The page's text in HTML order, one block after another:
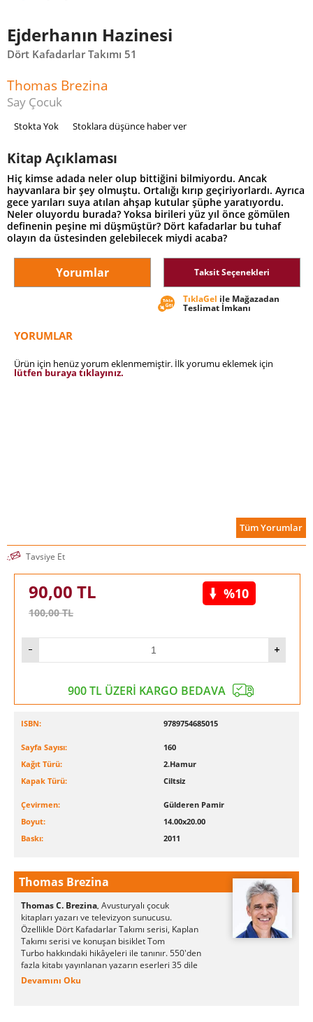
Ejderhanın Hazinesi
Dört Kafadarlar Takımı 51
Thomas Brezina
Say Çocuk
Stokta Yok Stoklara düşünce haber ver
Kitap Açıklaması
Hiç kimse adada neler olup bittiğini bilmiyordu. Ancak
hayvanlara bir şey olmuştu. Ortalığı kırıp geçiriyorlardı. Ayrıca
gece yarıları suya atılan ahşap kutular şüphe yaratıyordu.
Neler oluyordu burada? Yoksa birileri yüz yıl önce gömülen
definenin peşine mi düşmüştür? Dört kafadarlar bu tuhaf
olayın da üstesinden gelebilecek miydi acaba?
Yorumlar Taksit Seçenekleri
TıklaGel ile Mağazadan
Teslimat İmkanı
YORUMLAR
Ürün için henüz yorum eklenmemiştir. İlk yorumu eklemek için
lütfen buraya tıklayınız.
Tüm Yorumlar
Tavsiye Et
90,00 TL
100,00TL
%10
900 TL ÜZERİ KARGO BEDAVA
ISBN: 9789754685015
Sayfa Sayısı:
160
Kağıt Türü:
2.Hamur
Kapak Türü:
Ciltsiz
Çevirmen:
Gülderen Pamir
Boyut:
14.00x20.00
Baskı:
2011
Thomas Brezina
Thomas C. Brezina, Avusturyalı çocuk
kitapları yazarı ve televizyon sunucusu.
Özellikle Dört Kafadarlar Takımı serisi, Kaplan
Takımı serisi ve konuşan bisiklet Tom
Turbo hakkındaki hikâyeleri ile tanınır. 550'den
fazla kitabı yayınlanan yazarın eserleri 35 dile
çevrilmiştir.
Devamını Oku